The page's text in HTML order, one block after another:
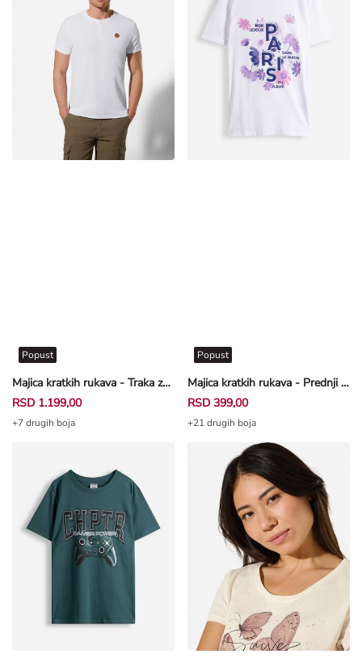
Majica kratkih rukava - Traka za dugmad - bela
Popust
RSD 1.199,00
+7 drugih boja
Majica kratkih rukava - Prednji otisak - bela
Popust
RSD 399,00
+21 drugih boja